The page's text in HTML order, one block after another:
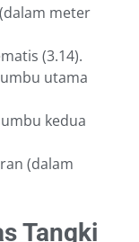
meter
(3.14).
utama
kedua
(dalam
Tangki